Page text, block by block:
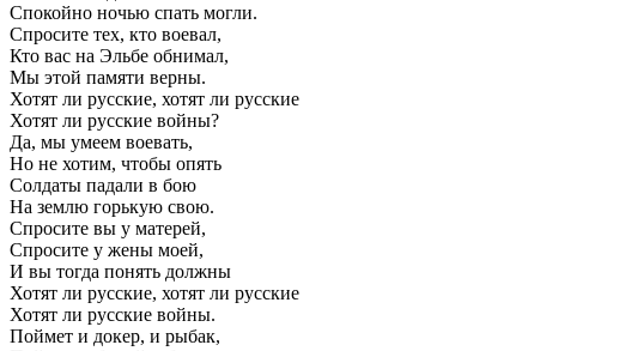
Спокойно ночью спать могли.
Спросите тех, кто воевал,
Кто вас на Эльбе обнимал,
Мы этой памяти верны.
Хотят ли русские, хотят ли русские
Хотят ли русские войны?
Да, мы умеем воевать,
Но не хотим, чтобы опять
Солдаты падали в бою
На землю горькую свою.
Спросите вы у матерей,
Спросите у жены моей,
И вы тогда понять должны
Хотят ли русские, хотят ли русские
Хотят ли русские войны.
Поймет и докер, и рыбак,